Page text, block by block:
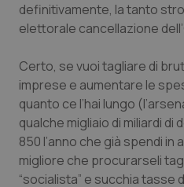
Liguria
Lombardia
Marche
Molise
Disturbi dell’umore
Dolore
Donna & Salute
Epatiti
definitivamente, la tanto
elettorale cancellazione
Certo, se vuoi tagliare di
imprese e aumentare le
quanto ce l’hai lungo
qualche migliaio di miliardi di
850 l’anno che già spendi in
migliore che procurarseli
“socialista” e succhia tasse